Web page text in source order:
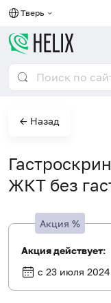
Тверь
← Назад
ЖКТ без
Акция %
Акция действует:
с 23 июля 2024